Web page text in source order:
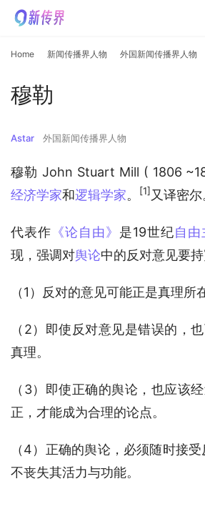
Home 新闻传播界人物 外国新闻传播界人物
穆勒
Astar 外国新闻传播界人物
穆勒 John Stuart Mill ( 1806
经济学家和逻辑学家。 [1] 又译密尔
代表作 《论自由》 是19世纪自由
现，强调对舆论中的反对意见要
（1）反对的意见可能正是真理所
（2）即使反对意见是错误的，
真理。
（3）即使正确的舆论，也应该
正，才能成为合理的论点。
（4）正确的舆论，必须随时接
不丧失其活力与功能。